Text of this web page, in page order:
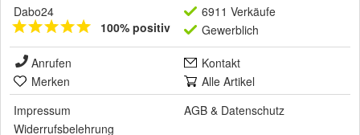
Dabo24
100% positiv
6911 Verkäufe
Gewerblich
Anrufen
Kontakt
Merken
Alle Artikel
Impressum
AGB & Datenschutz
Widerrufsbelehrung